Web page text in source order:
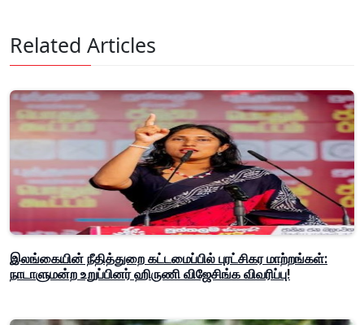
Related Articles
இலங்கையின் நீதித்துறை கட்டமைப்பில் புரட்சிகர மாற்றங்கள்:
நாடாளுமன்ற உறுப்பினர் ஹிருணி விஜேசிங்க விவரிப்பு!